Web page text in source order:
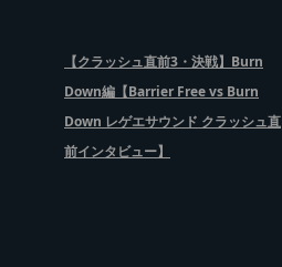
【クラッシュ直前3・決戦】Burn
Down編【Barrier Free vs Burn
Down レゲエサウンド クラッシュ直
前インタビュー】